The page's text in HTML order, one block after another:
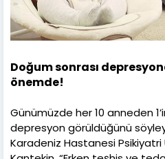
Doğum sonrası
önemde!
Günümüzde her 10 anneden
depresyon görüldüğünü
Karadeniz Hastanesi Psikiyatri